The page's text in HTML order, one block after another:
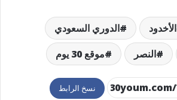
الأخدود
الدوري السعودي
النصر موقع 30 يوم
نسخ الرابط